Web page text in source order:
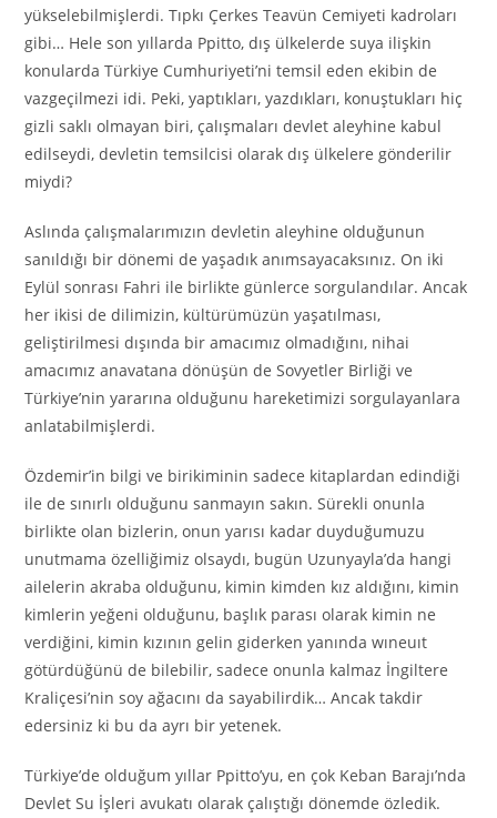
yükselebilmişlerdi. Tıpkı Çerkes Teavün Cemiyeti kadroları
gibi… Hele son yıllarda Ppitto, dış ülkelerde suya ilişkin
konularda Türkiye Cumhuriyeti’ni temsil eden ekibin de
vazgeçilmezi idi. Peki, yaptıkları, yazdıkları, konuştukları hiç
gizli saklı olmayan biri, çalışmaları devlet aleyhine kabul
edilseydi, devletin temsilcisi olarak dış ülkelere gönderilir
miydi?
Aslında çalışmalarımızın devletin aleyhine olduğunun
sanıldığı bir dönemi de yaşadık anımsayacaksınız. On iki
Eylül sonrası Fahri ile birlikte günlerce sorgulandılar. Ancak
her ikisi de dilimizin, kültürümüzün yaşatılması,
geliştirilmesi dışında bir amacımız olmadığını, nihai
amacımız anavatana dönüşün de Sovyetler Birliği ve
Türkiye’nin yararına olduğunu hareketimizi sorgulayanlara
anlatabilmişlerdi.
Özdemir’in bilgi ve birikiminin sadece kitaplardan edindiği
ile de sınırlı olduğunu sanmayın sakın. Sürekli onunla
birlikte olan bizlerin, onun yarısı kadar duyduğumuzu
unutmama özelliğimiz olsaydı, bugün Uzunyayla’da hangi
ailelerin akraba olduğunu, kimin kimden kız aldığını, kimin
kimlerin yeğeni olduğunu, başlık parası olarak kimin ne
verdiğini, kimin kızının gelin giderken yanında wıneuıt
götürdüğünü de bilebilir, sadece onunla kalmaz İngiltere
Kraliçesi’nin soy ağacını da sayabilirdik… Ancak takdir
edersiniz ki bu da ayrı bir yetenek.
Türkiye’de olduğum yıllar Ppitto’yu, en çok Keban Barajı’nda
Devlet Su İşleri avukatı olarak çalıştığı dönemde özledik.